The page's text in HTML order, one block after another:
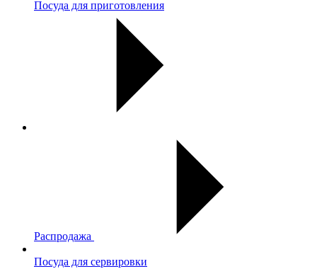
Посуда для приготовления
Распродажа
Посуда для сервировки